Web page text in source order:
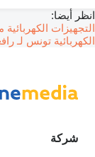
انظر أيضا:
التجهيزات
الكهربائية تونس لـ
شركة